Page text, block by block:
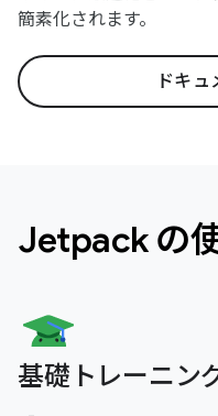
簡素化されます。
ドキュ
Jetpack の
基礎トレーニン